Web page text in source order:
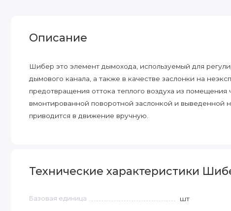
Описание
Шибер это элемент дымохода, используемый для
дымового канала, а также в качестве заслонки на
предотвращения оттока теплого воздуха из
вмонтированной поворотной заслонкой и
приводится в движение вручную.
Технические характеристики
Базовая единица шт